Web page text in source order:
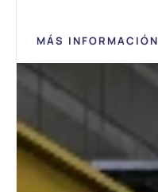
MÁS INFORMACIÓN